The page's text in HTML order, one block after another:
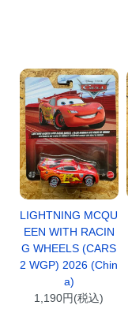
LIGHTNING MCQU
EEN WITH RACIN
G WHEELS (CARS
2 WGP) 2026 (Chin
a)
1,190円(税込)